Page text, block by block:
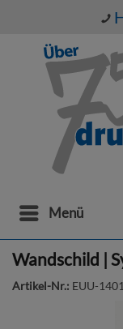
Menü
Wandschild |
Artikel-Nr.: EUU-